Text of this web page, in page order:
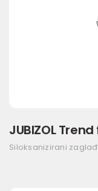
JUBIZOL
Siloksanizirani